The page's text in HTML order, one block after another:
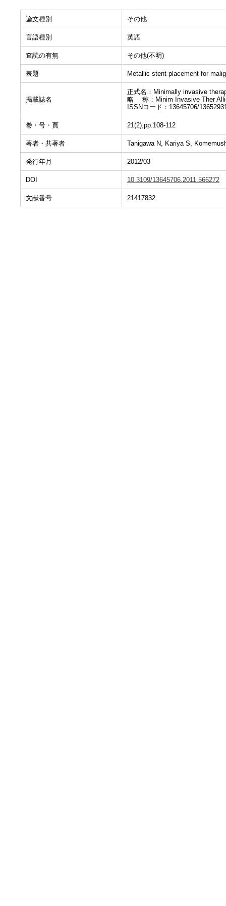
論文種別 その他
言語種別 英語
査読の有無 その他(不明)
表題 Metallic stent placement for
掲載誌名
正式名：Minimally invasive
略 称：Minim Invasive Ther
ISSNコード：13645706/
巻・号・頁 21(2),pp.108-112
著者・共著者 Tanigawa N, Kariya S,
発行年月 2012/03
DOI 10.3109/13645706.2011.566272
文献番号 21417832